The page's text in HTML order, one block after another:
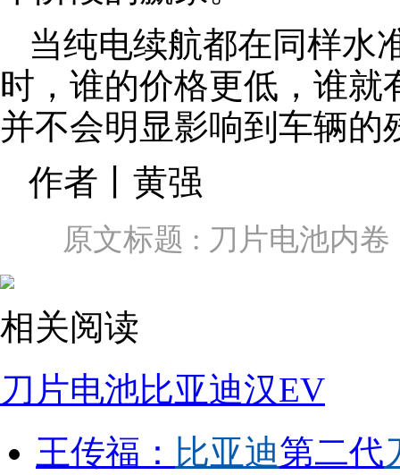
当纯电续航都在同样水
时，谁的价格更低，谁
并不会明显影响到车辆的
作者丨黄强
原文标题 : 刀片电池内
相关阅读
刀片电池比亚迪汉EV
王传福： 比亚迪第二代